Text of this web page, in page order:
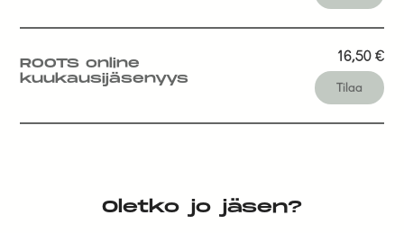
ROOTS online
kuukausijäsenyys
16,50 €
Tilaa
Oletko jo jäsen?